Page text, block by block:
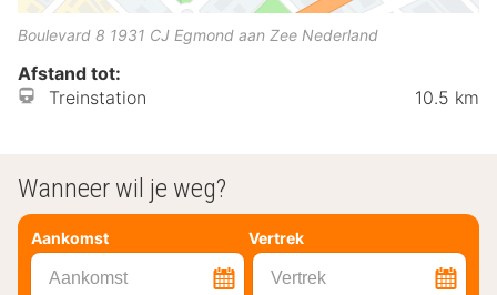
Boulevard 8 1931 CJ Egmond aan Zee Nederland
Afstand tot:
Treinstation
10.5 km
Wanneer wil je weg?
Aankomst Vertrek
Aankomst Vertrek